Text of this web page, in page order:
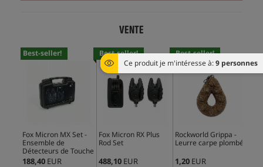
Ce produit je m'intéresse à:9 personnes
VENTE
Best-seller!
Fox Micron MX Set -
Ensemble de
Détecteurs de Touche
188,40 EUR
Best-seller!
Fox Micron RX Plus
Rod Set
488,10 EUR
Best-seller!
Rockworld Grippa -
Leurre carpe plombé
1,20 EUR